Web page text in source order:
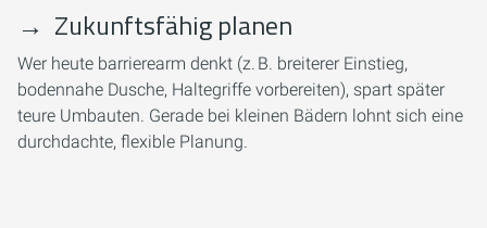
→ Zukunftsfähig planen
Wer heute barrierearm denkt (z. B. breiterer Einstieg,
bodennahe Dusche, Haltegriffe vorbereiten), spart später
teure Umbauten. Gerade bei kleinen Bädern lohnt sich eine
durchdachte, flexible Planung.